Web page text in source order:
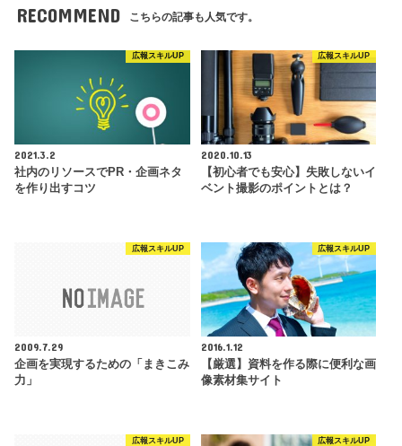
RECOMMEND こちらの記事も人気です。
広報スキルUP
2021.3.2
社内のリソースでPR・企画ネタ
を作り出すコツ
広報スキルUP
2020.10.13
【初心者でも安心】失敗しないイ
ベント撮影のポイントとは？
広報スキルUP
2009.7.29
企画を実現するための「まきこみ
力」
広報スキルUP
2016.1.12
【厳選】資料を作る際に便利な画
像素材集サイト
広報スキルUP 広報スキルUP